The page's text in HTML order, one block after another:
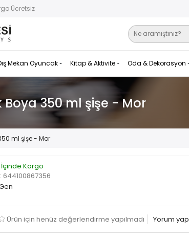
Ücretsiz
Mekan Oyuncak Kitap & Aktivite Oda & Dekorasyon
350 ml şişe - Mor
ml şişe - Mor
Kargo
: 644100867356
Ürün için henüz değerlendirme yapılmadı Yorum yap